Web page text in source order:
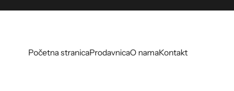
Početna stranicaProdavnicaO namaKontakt